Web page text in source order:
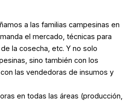
a las familias campesinas en
el mercado, técnicas para
la cosecha, etc. Y no solo
sino también con los
las vendedoras de insumos y
en todas las áreas (producción,